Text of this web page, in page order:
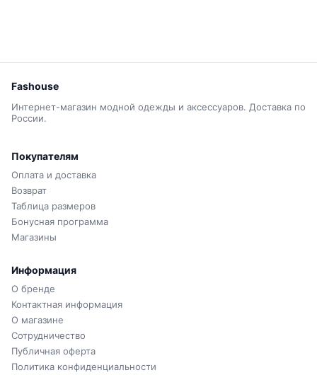
Fashouse
Интернет-магазин модной одежды и аксессуаров. Доставка по
России.
Покупателям
Оплата и доставка
Возврат
Таблица размеров
Бонусная программа
Магазины
Информация
О бренде
Контактная информация
О магазине
Сотрудничество
Публичная оферта
Политика конфиденциальности